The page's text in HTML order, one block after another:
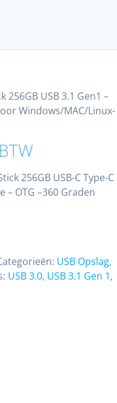
256GB USB 3.1 Gen1 –
Windows/MAC/Linux-
256GB USB-C Type-C
– OTG –360 Graden
USB Opslag,
USB 3.0, USB 3.1 Gen 1,